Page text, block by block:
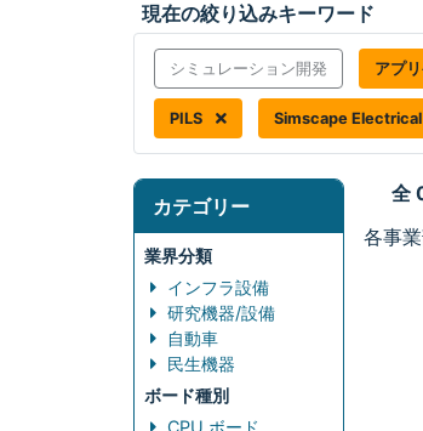
現在の絞り込みキーワード
シミュレーション開発 アプ
PILS Simscape Electrical
カテゴリー
業界分類
インフラ設備
研究機器/設備
自動車
民生機器
ボード種別
CPU ボード
全
各事